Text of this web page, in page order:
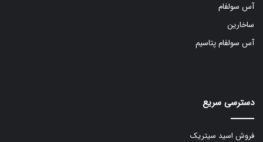
آس سولفام
ساخارین
آس سولفام پتاسیم
دسترسی سریع
فروش اسید سیتریک